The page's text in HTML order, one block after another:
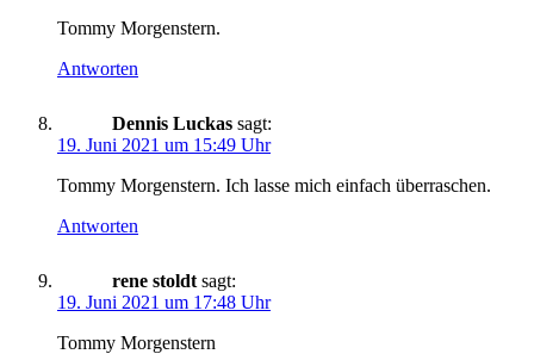
Tommy Morgenstern.
Antworten
Dennis Luckas sagt:
19. Juni 2021 um 15:49 Uhr
Tommy Morgenstern. Ich lasse mich einfach überraschen.
Antworten
rene stoldt sagt:
19. Juni 2021 um 17:48 Uhr
Tommy Morgenstern